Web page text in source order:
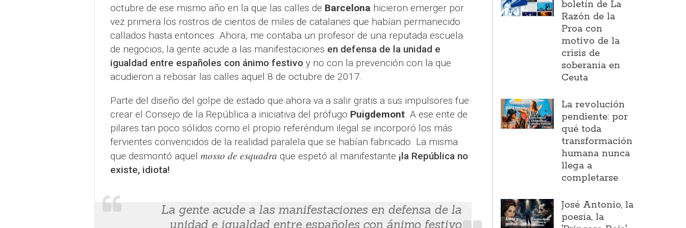
octubre de ese mismo año en la que las calles de Barcelona hicieron emerger por
vez primera los rostros de cientos de miles de catalanes que habían permanecido
callados hasta entonces. Ahora, me contaba un profesor de una reputada escuela
de negocios, la gente acude a las manifestaciones en defensa de la unidad e
igualdad entre españoles con ánimo festivoy no con la prevención con la que
acudieron a rebosar las calles aquel 8 de octubre de 2017.
Parte del diseño del golpe de estado que ahora va a salir gratis a sus impulsores fue
crear el Consejo de la República a iniciativa del prófugo Puigdemont. A ese ente de
pilares tan poco sólidos como el propio referéndum ilegal se incorporó los más
fervientes convencidos de la realidad paralela que se habían fabricado. La misma
que desmontó aquel mosso de esquadra que espetó al manifestante ¡la República no
existe, idiota!
La gente acude a las manifestaciones en defensa de la
unidad e igualdad entre españoles con ánimo festivo
boletín de La
Razón de la
Proa con
motivo de la
crisis de
soberanía en
Ceuta
La revolución
pendiente: por
qué toda
transformación
humana nunca
llega a
completarse
José Antonio, la
poesía, la